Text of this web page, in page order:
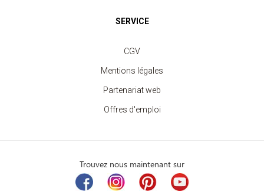
SERVICE
CGV
Mentions légales
Partenariat web
Offres d'emploi
Trouvez nous maintenant sur